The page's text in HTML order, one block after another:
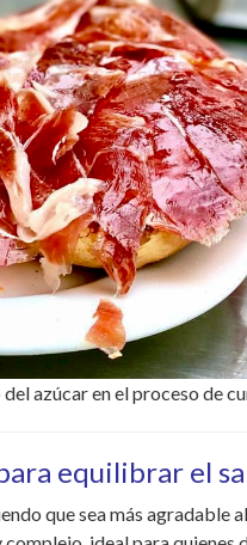
azúcar en el proceso de
equilibrar el
que sea más agradable